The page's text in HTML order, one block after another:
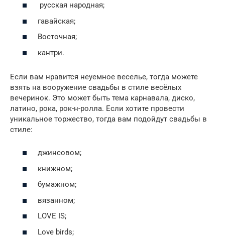
русская народная;
гавайская;
Восточная;
кантри.
Если вам нравится неуемное веселье, тогда можете
взять на вооружение свадьбы в стиле весёлых
вечеринок. Это может быть тема карнавала, диско,
латино, рока, рок-н-ролла. Если хотите провести
уникальное торжество, тогда вам подойдут свадьбы в
стиле:
джинсовом;
книжном;
бумажном;
вязанном;
LOVE IS;
Love birds;